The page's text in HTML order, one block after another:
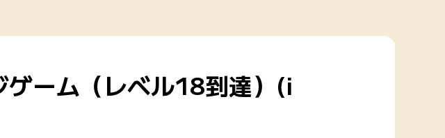
GMOポイ活の使い方 ヘルプセンター
ーム（レベル18到達）(i